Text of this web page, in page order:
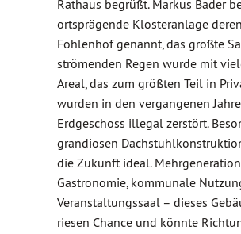
Rathaus begrüßt. Markus Bader
ortsprägende Klosteranlage
Fohlenhof genannt, das größte
strömenden Regen wurde mit
Areal, das zum größten Teil in
wurden in den vergangenen
Erdgeschoss illegal zerstört.
grandiosen
die Zukunft ideal.
Gastronomie, kommunale
Veranstaltungssaal – dieses
riesen Chance und könnte